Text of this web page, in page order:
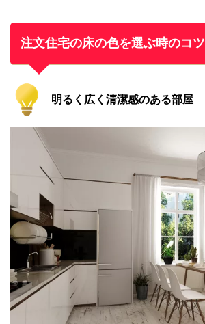
注文住宅の床の色を選ぶ時のコツ
明るく広く清潔感のある部屋